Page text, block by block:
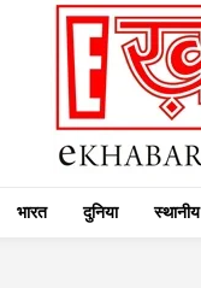
भारत दुनिया स्थानीय